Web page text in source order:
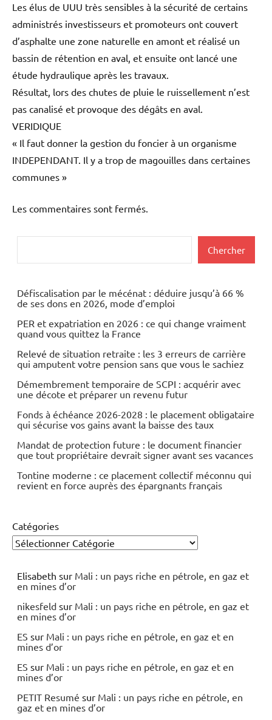
Les élus de UUU très sensibles à la sécurité de certains
administrés investisseurs et promoteurs ont couvert
d’asphalte une zone naturelle en amont et réalisé un
bassin de rétention en aval, et ensuite ont lancé une
étude hydraulique après les travaux.
Résultat, lors des chutes de pluie le ruissellement n’est
pas canalisé et provoque des dégâts en aval.
VERIDIQUE
« Il faut donner la gestion du foncier à un organisme
INDEPENDANT. Il y a trop de magouilles dans certaines
communes »
Les commentaires sont fermés.
Chercher
Défiscalisation par le mécénat : déduire jusqu’à 66 %
de ses dons en 2026, mode d’emploi
PER et expatriation en 2026 : ce qui change vraiment
quand vous quittez la France
Relevé de situation retraite : les 3 erreurs de carrière
qui amputent votre pension sans que vous le sachiez
Démembrement temporaire de SCPI : acquérir avec
une décote et préparer un revenu futur
Fonds à échéance 2026-2028 : le placement obligataire
qui sécurise vos gains avant la baisse des taux
Mandat de protection future : le document financier
que tout propriétaire devrait signer avant ses vacances
Tontine moderne : ce placement collectif méconnu qui
revient en force auprès des épargnants français
Catégories
Elisabeth sur Mali : un pays riche en pétrole, en gaz et
en mines d’or
nikesfeld sur Mali : un pays riche en pétrole, en gaz et
en mines d’or
ES sur Mali : un pays riche en pétrole, en gaz et en
mines d’or
ES sur Mali : un pays riche en pétrole, en gaz et en
mines d’or
PETIT Resumé sur Mali : un pays riche en pétrole, en
gaz et en mines d’or